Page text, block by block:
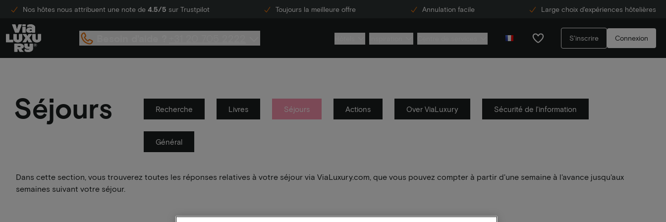
Nos hôtes nous attribuent une note de 4.5/5 sur Trustpilot Toujours la meilleure offre Annulation facile Large choix d'expériences hôtelières
S'inscrire Connexion
Séjours Recherche Livres Séjours Actions Over ViaLuxury Sécurité de l'information
Général
Dans cette section, vous trouverez toutes les réponses relatives à votre séjour via ViaLuxury.com, que vous pouvez compter à partir d'une semaine à l'avance jusqu'aux
semaines suivant votre séjour.